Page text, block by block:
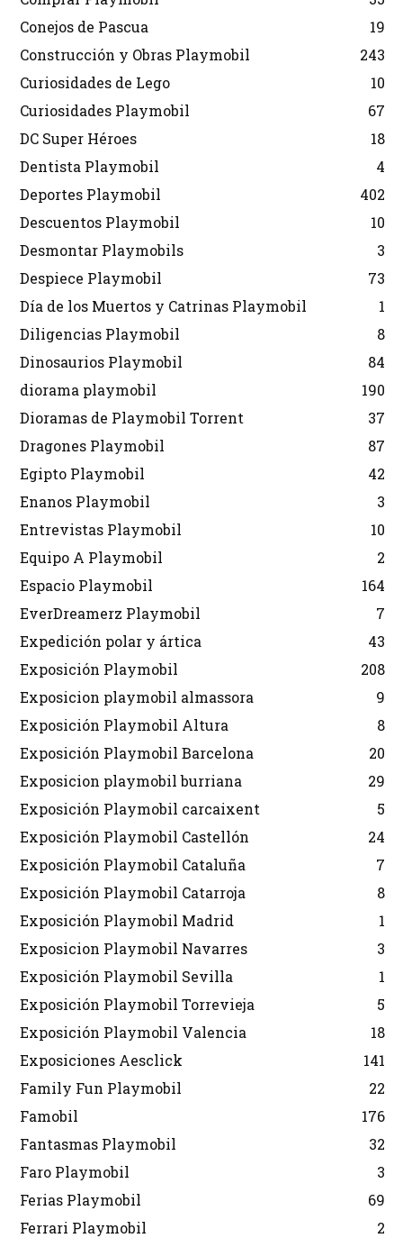
Conejos de Pascua
19
Construcción y Obras Playmobil
243
Curiosidades de Lego
10
Curiosidades Playmobil
67
DC Super Héroes
18
Dentista Playmobil
4
Deportes Playmobil
402
Descuentos Playmobil
10
Desmontar Playmobils
3
Despiece Playmobil
73
Día de los Muertos y Catrinas Playmobil
1
Diligencias Playmobil
8
Dinosaurios Playmobil
84
diorama playmobil
190
Dioramas de Playmobil Torrent
37
Dragones Playmobil
87
Egipto Playmobil
42
Enanos Playmobil
3
Entrevistas Playmobil
10
Equipo A Playmobil
2
Espacio Playmobil
164
EverDreamerz Playmobil
7
Expedición polar y ártica
43
Exposición Playmobil
208
Exposicion playmobil almassora
9
Exposición Playmobil Altura
8
Exposición Playmobil Barcelona
20
Exposicion playmobil burriana
29
Exposición Playmobil carcaixent
5
Exposición Playmobil Castellón
24
Exposición Playmobil Cataluña
7
Exposición Playmobil Catarroja
8
Exposición Playmobil Madrid
1
Exposicion Playmobil Navarres
3
Exposición Playmobil Sevilla
1
Exposición Playmobil Torrevieja
5
Exposición Playmobil Valencia
18
Exposiciones Aesclick
141
Family Fun Playmobil
22
Famobil
176
Fantasmas Playmobil
32
Faro Playmobil
3
Ferias Playmobil
69
Ferrari Playmobil
2